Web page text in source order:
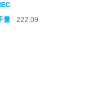
量
222.09